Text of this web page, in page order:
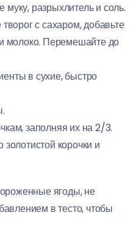
разрыхлитель и соль.
с сахаром, добавьте
молоко. Перемешайте до
в сухие, быстро
заполняя их на 2/3.
корочки и
ягоды, не
в тесто, чтобы